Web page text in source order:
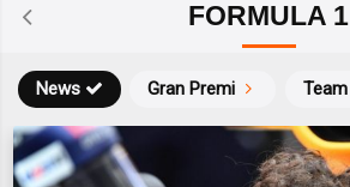
FORMULA 1
News Gran Premi Team